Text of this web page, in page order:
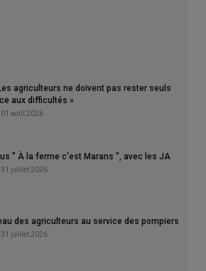
agriculteurs ne doivent pas rester seuls
aux difficultés »
01 août 2026
" À la ferme c'est Marans ", avec les JA
31 juillet 2026
des agriculteurs au service des pompiers
31 juillet 2026